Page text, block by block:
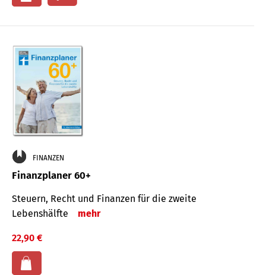
FINANZEN
Finanzplaner 60+
Steuern, Recht und Finanzen für die zweite
Lebenshälfte
mehr
22,90 €